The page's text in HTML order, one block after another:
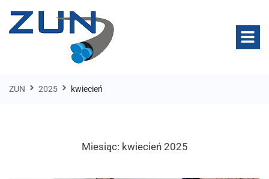
ZUN 2025 kwiecień
Miesiąc: kwiecień 2025